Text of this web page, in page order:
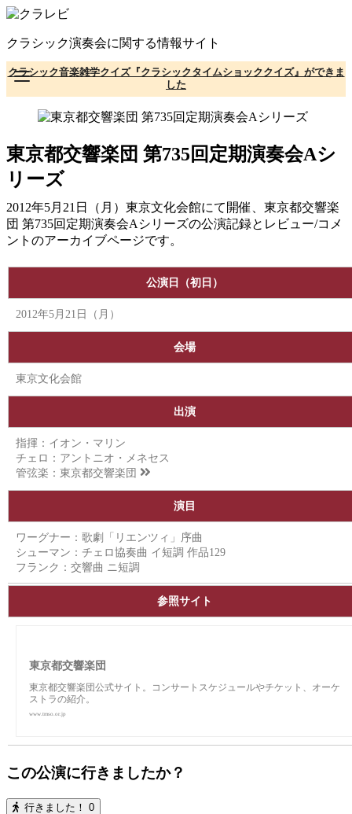
コ
テ
ン
ツ
へ
クラシック演奏会に関する情報サイト
クラシック音楽雑学クイズ『クラシックタイムショッククイズ』ができま
した
東京都交響楽団 第735回定期演奏会Aシ
リーズ
2012年5月21日（月）東京文化会館にて開催、東京都交響楽
団 第735回定期演奏会Aシリーズの公演記録とレビュー/コメ
ントのアーカイブページです。
公演日（初日）
2012年5月21日（月）
会場
東京文化会館
出演
指揮：イオン・マリン
チェロ：アントニオ・メネセス
管弦楽： 東京都交響楽団
演目
ワーグナー：歌劇「リエンツィ」序曲
シューマン：チェロ協奏曲 イ短調 作品129
フランク：交響曲 ニ短調
参照サイト
東京都交響楽団
東京都交響楽団公式サイト。コンサートスケジュールやチケット、オーケ
ストラの紹介。
www.tmso.or.jp
この公演に行きましたか？
行きました！ 0